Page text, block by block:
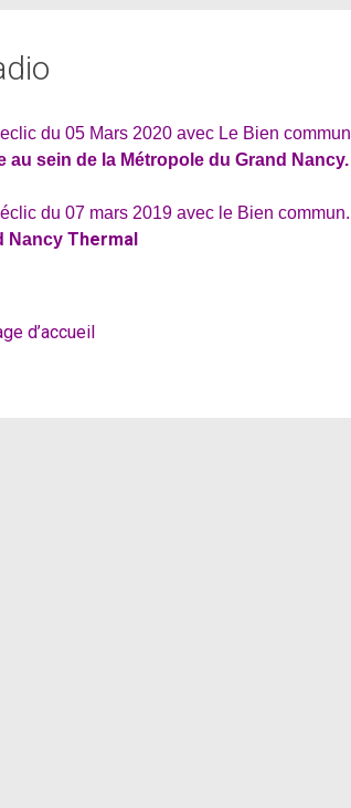
du 05 Mars 2020 avec Le Bien commun
au sein de la Métropole du Grand Nancy.
du 07 mars 2019 avec le Bien commun.
Nancy Thermal
d’accueil